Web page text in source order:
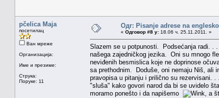
pčelica Maja
посетилац
Ван мреже
Организација:
Име и презиме:
Струка:
Поруке: 11
Одг: Pisanje adrese na
« Одговор #8 у: 18.06 ч. 25.11.2011. »
Slazem se u potpunosti. Podsećanja radi.
našega zajedničkog jezika. Oni su mnogo
neviđenih besmislica koje ne doprinose
sa prethodnim. Doduše, oni nemaju Niš, ali
pravopisa u pitanju i prilično su rezervisani.
"sluša" kako govori narod da bi se uvidelo
moramo ponešto i da napišemo
, a